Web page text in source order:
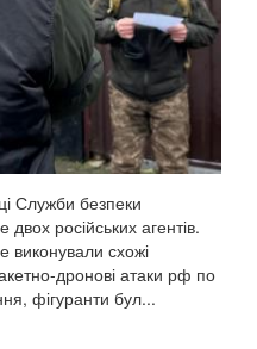
Служби безпеки
російських агентів.
виконували схожі
дронові атаки рф по
фігуранти бул...